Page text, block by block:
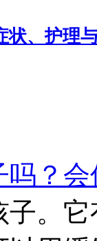
状、护理
吗？
。